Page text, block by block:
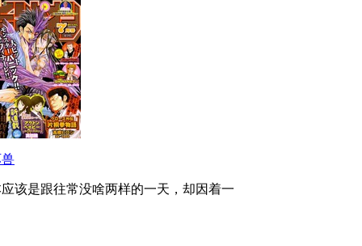
该是跟往常没啥两样的一天，却因着一